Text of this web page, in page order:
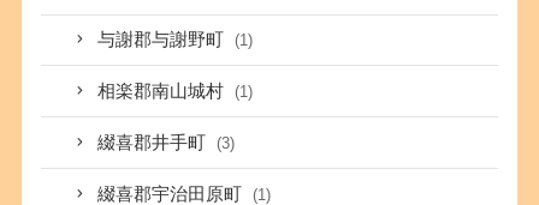
与謝郡与謝野町 (1)
相楽郡南山城村 (1)
綴喜郡井手町 (3)
綴喜郡宇治田原町 (1)